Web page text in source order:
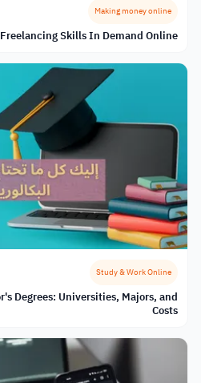
Making money online
Skills In Demand Online!
Study & Work Online
Degrees: Universities, Majors, and
Costs